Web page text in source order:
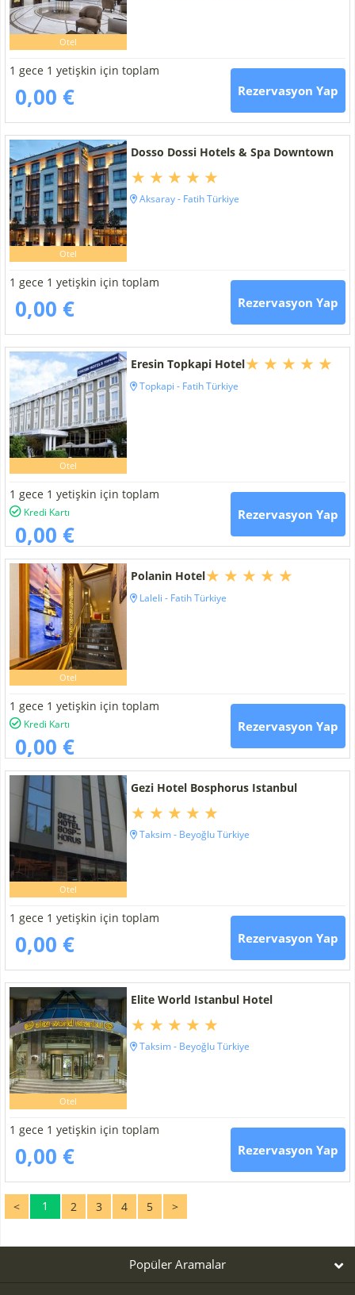
Otel
1 gece 1 yetişkin için toplam
0,00 € Rezervasyon Yap
Otel
Dosso Dossi Hotels & Spa Downtown
Aksaray - Fatih Türkiye
1 gece 1 yetişkin için toplam
0,00 € Rezervasyon Yap
Otel
Eresin Topkapi Hotel
Topkapi - Fatih Türkiye
1 gece 1 yetişkin için toplam
Kredi Kartı
0,00 €
Rezervasyon Yap
Otel
Polanin Hotel
Laleli - Fatih Türkiye
1 gece 1 yetişkin için toplam
Kredi Kartı
0,00 €
Rezervasyon Yap
Otel
Gezi Hotel Bosphorus Istanbul
Taksim - Beyoğlu Türkiye
1 gece 1 yetişkin için toplam
0,00 € Rezervasyon Yap
Otel
Elite World Istanbul Hotel
Taksim - Beyoğlu Türkiye
1 gece 1 yetişkin için toplam
0,00 € Rezervasyon Yap
< 1 2 3 4 5 >
Popüler Aramalar